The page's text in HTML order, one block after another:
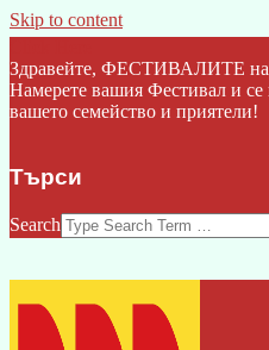
Skip to content
Здравейте, ФЕСТИВАЛИТЕ на
Намерете вашия Фестивал и
вашето семейство и приятели!
Търси
Search